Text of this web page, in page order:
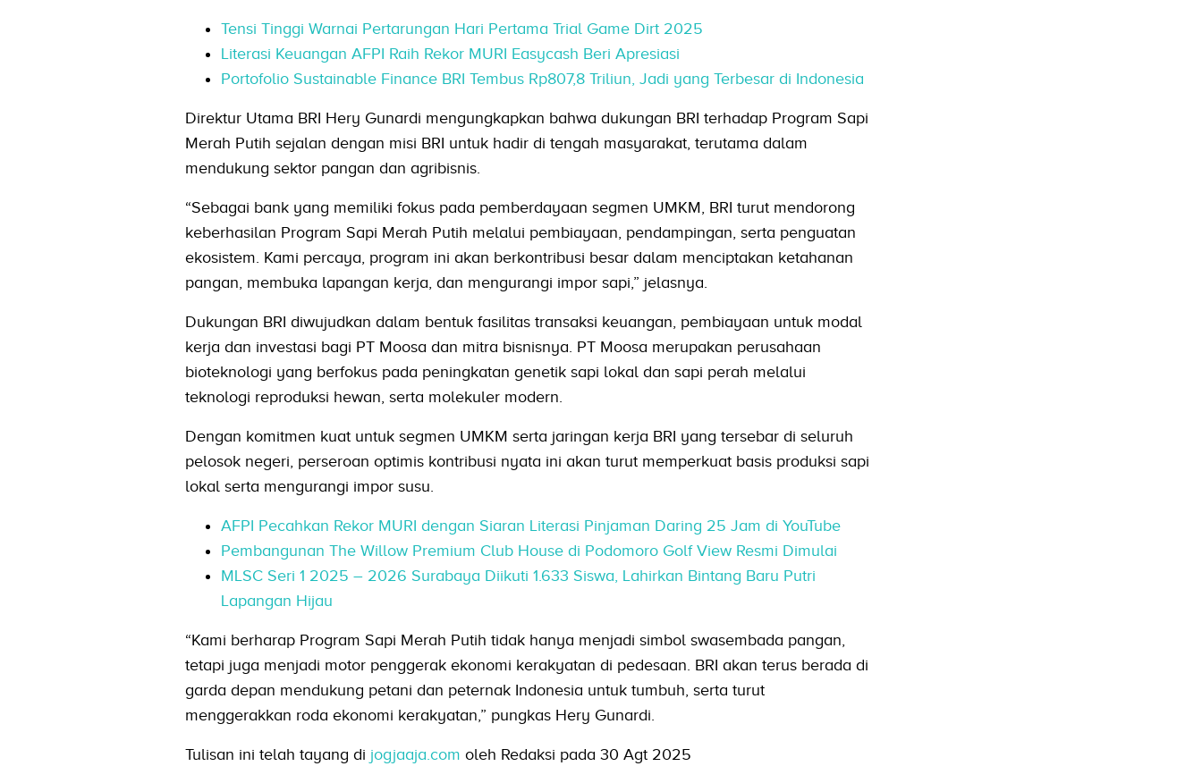
Tensi Tinggi Warnai Pertarungan Hari Pertama Trial Game Dirt 2025
Literasi Keuangan AFPI Raih Rekor MURI Easycash Beri Apresiasi
Portofolio Sustainable Finance BRI Tembus Rp807,8 Triliun, Jadi yang Terbesar di Indonesia
Direktur Utama BRI Hery Gunardi mengungkapkan bahwa dukungan BRI terhadap Program Sapi
Merah Putih sejalan dengan misi BRI untuk hadir di tengah masyarakat, terutama dalam
mendukung sektor pangan dan agribisnis.
“Sebagai bank yang memiliki fokus pada pemberdayaan segmen UMKM, BRI turut mendorong
keberhasilan Program Sapi Merah Putih melalui pembiayaan, pendampingan, serta penguatan
ekosistem. Kami percaya, program ini akan berkontribusi besar dalam menciptakan ketahanan
pangan, membuka lapangan kerja, dan mengurangi impor sapi,” jelasnya.
Dukungan BRI diwujudkan dalam bentuk fasilitas transaksi keuangan, pembiayaan untuk modal
kerja dan investasi bagi PT Moosa dan mitra bisnisnya. PT Moosa merupakan perusahaan
bioteknologi yang berfokus pada peningkatan genetik sapi lokal dan sapi perah melalui
teknologi reproduksi hewan, serta molekuler modern.
Dengan komitmen kuat untuk segmen UMKM serta jaringan kerja BRI yang tersebar di seluruh
pelosok negeri, perseroan optimis kontribusi nyata ini akan turut memperkuat basis produksi sapi
lokal serta mengurangi impor susu.
AFPI Pecahkan Rekor MURI dengan Siaran Literasi Pinjaman Daring 25 Jam di YouTube
Pembangunan The Willow Premium Club House di Podomoro Golf View Resmi Dimulai
MLSC Seri 1 2025 – 2026 Surabaya Diikuti 1.633 Siswa, Lahirkan Bintang Baru Putri
Lapangan Hijau
“Kami berharap Program Sapi Merah Putih tidak hanya menjadi simbol swasembada pangan,
tetapi juga menjadi motor penggerak ekonomi kerakyatan di pedesaan. BRI akan terus berada di
garda depan mendukung petani dan peternak Indonesia untuk tumbuh, serta turut
menggerakkan roda ekonomi kerakyatan,” pungkas Hery Gunardi.
Tulisan ini telah tayang di jogjaaja.com oleh Redaksi pada 30 Agt 2025